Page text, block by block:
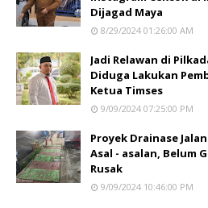
Dijagad Maya
8/29/2024 01:26:00 AM
Jadi Relawan di
Diduga Lakukan
Ketua Timses
9/09/2024 07:25:00 PM
Proyek Drainase
Asal - asalan, Belum
Rusak
9/09/2024 10:46:00 PM